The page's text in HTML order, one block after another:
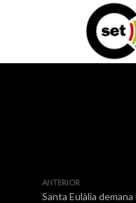
ANTERIOR
Santa Eulàlia demana